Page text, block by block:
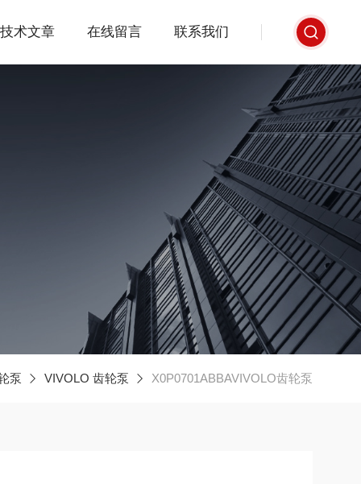
技术文章 在线留言 联系我们
泵 VIVOLO 齿轮泵 X0P0701ABBAVIVOLO齿轮泵